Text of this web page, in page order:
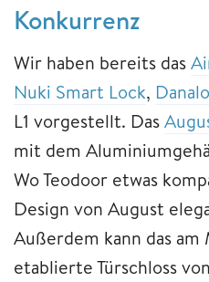
Konkurrenz
Wir haben bereits das
Nuki Smart Lock,
L1 vorgestellt. Das
mit dem
Wo Teodoor etwas
Design von August
Außerdem kann das
etablierte Türschloss